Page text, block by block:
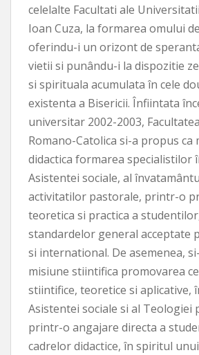
celelalte Facultati ale
Ioan Cuza, la formarea omului
oferindu-i un orizont de
vietii si punându-i la dispozitie
si spirituala acumulata în cele
existenta a Bisericii. Înfiintata
universitar 2002-2003,
Romano-Catolica si-a propus ca
didactica formarea specialistilor
Asistentei sociale, al
activitatilor pastorale, printr-o
teoretica si practica a
standardelor general acceptate
si international. De asemenea,
misiune stiintifica promovarea
stiintifice, teoretice si aplicative,
Asistentei sociale si al Teologiei
printr-o angajare directa a
cadrelor didactice, în spiritul